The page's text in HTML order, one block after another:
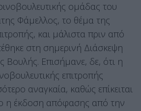
ομάδας του
Φάμελλος, το θέμα της
και μάλιστα πριν από
στη σημερινή Διάσκεψη
Βουλής. Επισήμανε, δε, ότι η
επιτροπής
αναγκαία, καθώς επίκειται
η έκδοση απόφασης από την